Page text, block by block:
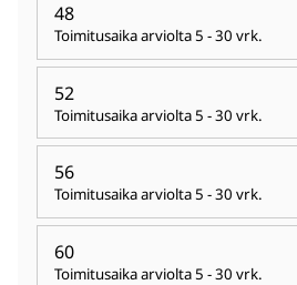
48
Toimitusaika arviolta5 - 30 vrk.
52
Toimitusaika arviolta5 - 30 vrk.
56
Toimitusaika arviolta5 - 30 vrk.
60
Toimitusaika arviolta5 - 30 vrk.